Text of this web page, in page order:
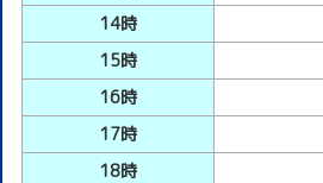
14時
15時
16時
17時
18時